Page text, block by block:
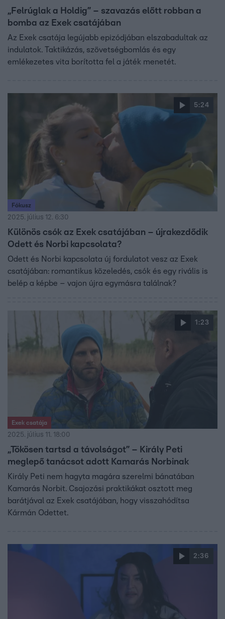
„Felrúglak a Holdig” – szavazás előtt robban a
bomba az Exek csatájában
Az Exek csatája legújabb epizódjában elszabadultak az
indulatok. Taktikázás, szövetségbomlás és egy
emlékezetes vita borította fel a játék menetét.
5:24
Fókusz
2025. július 12. 6:30
Különös csók az Exek csatájában – újrakezdődik
Odett és Norbi kapcsolata?
Odett és Norbi kapcsolata új fordulatot vesz az Exek
csatájában: romantikus közeledés, csók és egy rivális is
belép a képbe – vajon újra egymásra találnak?
1:23
Exek csatája
2025. július 11. 18:00
„Tökösen tartsd a távolságot” – Király Peti
meglepő tanácsot adott Kamarás Norbinak
Király Peti nem hagyta magára szerelmi bánatában
Kamarás Norbit. Csajozási praktikákat osztott meg
barátjával az Exek csatájában, hogy visszahódítsa
Kármán Odettet.
2:36